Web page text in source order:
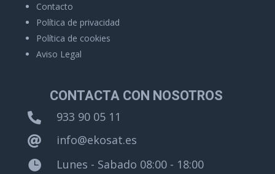
Contacto
Política de privacidad
Política de cookies
Aviso Legal
CONTACTA CON NOSOTROS
 933 90 05 11
 info@ekosat.es
 Lunes - Sabado 08:00 - 18:00